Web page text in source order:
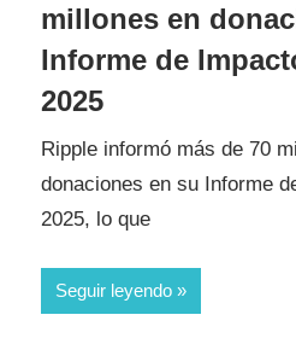
millones en
Informe de
2025
Ripple informó más de 70
donaciones en su Informe
2025, lo que
Seguir leyendo